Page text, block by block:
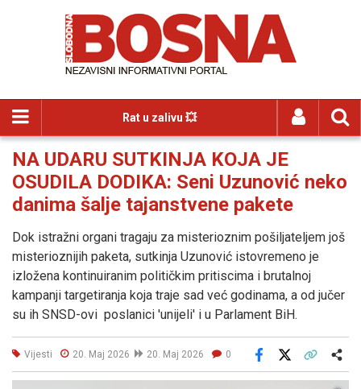
Rat u zalivu 💥
NA UDARU SUTKINJA KOJA JE
OSUDILA DODIKA: Seni Uzunović neko
danima šalje tajanstvene pakete
Dok istražni organi tragaju za misterioznim pošiljateljem još
misterioznijih paketa, sutkinja Uzunović istovremeno je
izložena kontinuiranim političkim pritiscima i brutalnoj
kampanji targetiranja koja traje sad već godinama, a od jučer
su ih SNSD-ovi poslanici 'unijeli' i u Parlament BiH.
Vijesti 20. Maj 2026 20. Maj 2026 0
Facebook